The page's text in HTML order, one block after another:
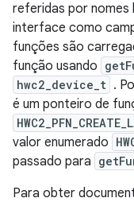
referidas por nomes
interface como
funções são
função usando
hwc2_device_t .
é um ponteiro de
valor enumerado
passado para
Para obter